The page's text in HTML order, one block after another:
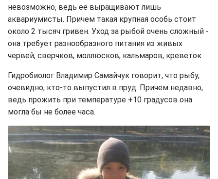
невозможно, ведь ее выращивают лишь
аквариумисты. Причем такая крупная особь стоит
около 2 тысяч гривен. Уход за рыбой очень сложный -
она требует разнообразного питания из живых
червей, сверчков, моллюсков, кальмаров, креветок.
Гидробиолог Владимир Самайчук говорит, что рыбу,
очевидно, кто-то выпустил в пруд. Причем недавно,
ведь прожить при температуре +10 градусов она
могла бы не более часа.